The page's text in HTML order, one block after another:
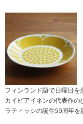
フィンランド語で日曜日
カイピアイネンの代表作
ラティッシの誕生50周年を